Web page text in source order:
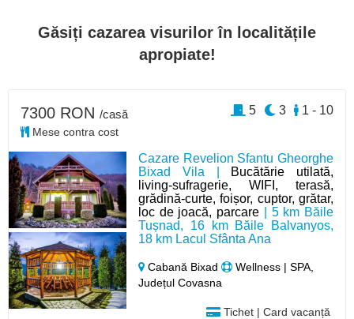
Găsiți cazarea visurilor în localitățile
apropiate!
Cazare Revelion Sfantu Gheorghe
Bixad Vila |
Bucătărie utilată,
living-sufragerie, WIFI, terasă,
grădină-curte, foișor, cuptor, grătar,
loc de joacă, parcare | 5 km Băile
Tușnad, 16 km Băile Balvanyos,
18 km Lacul Sfânta Ana
Cabană Bixad
Wellness | SPA,
Județul Covasna
Tichet | Card vacanță
7300 RON /casă
Mese contra cost
1 - 10
3
5